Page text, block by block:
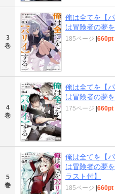
3
巻
俺は全てを【
は冒険者の夢
185ページ 660pt
4
巻
俺は全てを【
は冒険者の夢
175ページ 660pt
5
巻
俺は全てを【
は冒険者の夢
ラスト付】
185ページ 660pt